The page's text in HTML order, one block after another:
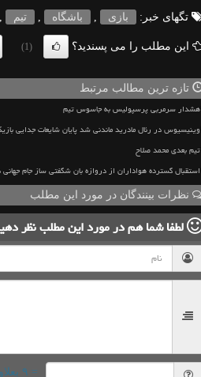
تگهای خبر: بازی باشگاه تیم
این مطلب را می پسندید؟ (1)
تازه ترین مطالب مرتبط
هشدار سرمربی پرسپولیس به جاسوس تیم
وینیسیوس در رئال مادرید ماندنی شد پایان شایعات جدایی
تیم بعدی محمد صلاح
استقبال گسترده هواداران از دروازه بان شگفتی ساز جام
نظرات بینندگان در مورد این مطلب
لطفا شما همدر مورد این مطلبنظر
= ۹ بعلاوه ۵